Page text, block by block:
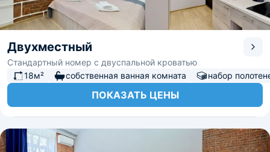
Двухместный
Стандартный номер с двуспальной кроватью
18м²
собственная ванная комната набор
ПОКАЗАТЬ ЦЕНЫ